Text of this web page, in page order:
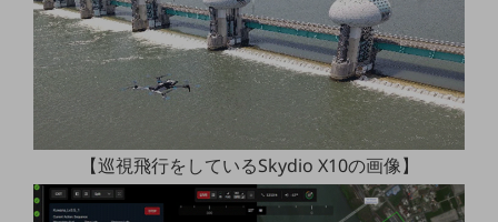
ドコモBiz データ無制限 ドコモ MAX ドコモ mini ドコモBiz かけ放題
ケータイプラン
5Gデータプラス
データプラス
IoT向け回線料金
【巡視飛行をしているSkydio X10の画像】